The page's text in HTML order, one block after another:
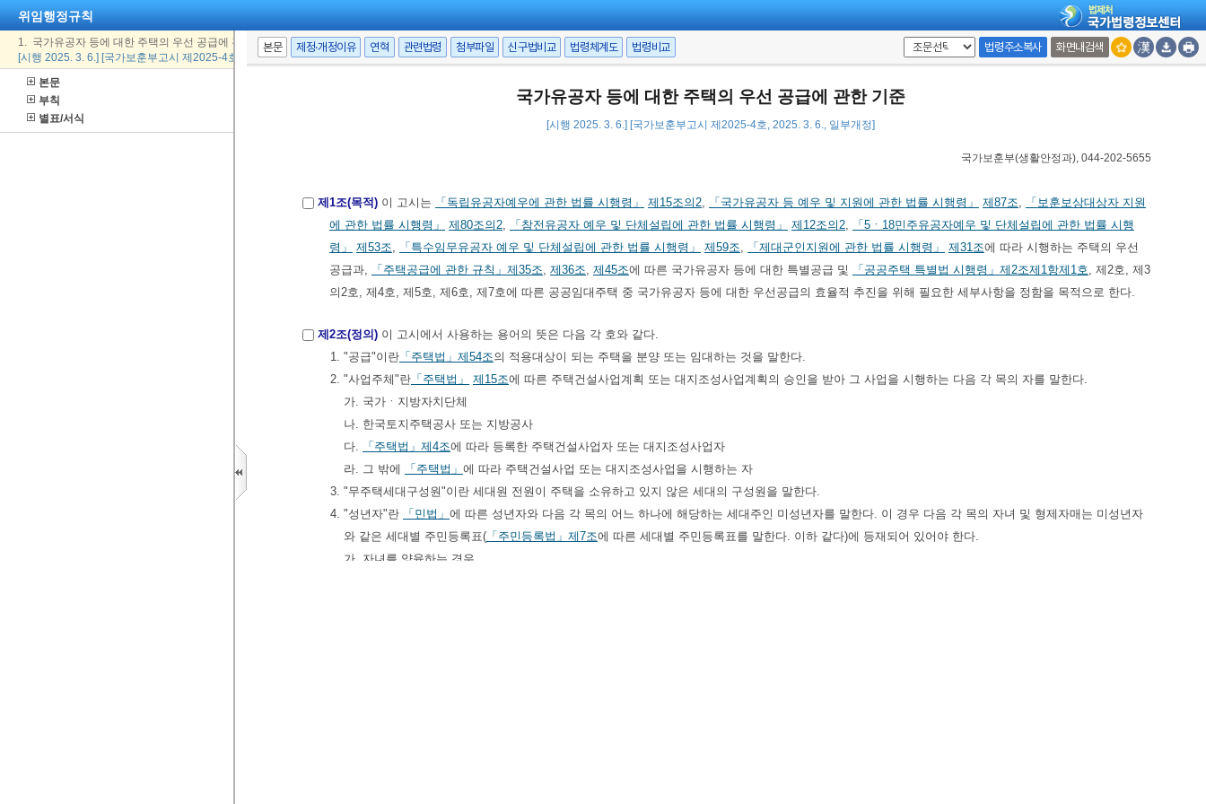
위임행정규칙
1. 국가유공자 등에 대한 주택의 우선 공급에 관한 기준
[시행 2025. 3. 6.] [국가보훈부고시 제2025-4호, 2025. 3. 6., 일부개정]
본문
부칙
별표/서식
본문 제정·개정이유 연혁 관련법령 첨부파일 신구법비교 법령체계도 법령비교 법령주소복사 화면내검색
국가유공자 등에 대한 주택의 우선 공급에 관한 기준
[시행 2025. 3. 6.] [국가보훈부고시 제2025-4호, 2025. 3. 6., 일부개정]
국가보훈부(생활안정과), 044-202-5655
제1조(목적) 이 고시는 「독립유공자예우에 관한 법률 시행령」 제15조의2, 「국가유공자 등 예우 및 지원에 관한 법률 시행령」 제87조,
「보훈보상대상자 지원
에 관한 법률 시행령」
제80조의2, 「참전유공자 예우 및 단체설립에 관한 법률 시행령」 제12조의2,
「5ㆍ18민주유공자예우 및 단체설립에 관한 법률 시행
령」
제53조, 「특수임무유공자 예우 및 단체설립에 관한 법률 시행령」 제59조, 「제대군인지원에 관한 법률 시행령」 제31조에 따라 시행하는 주택의 우선
공급과,
「주택공급에 관한 규칙」 제35조, 제36조, 제45조에 따른 국가유공자 등에 대한 특별공급 및 「공공주택 특별법 시행령」 제2조제1항제1호, 제2호, 제3
의2호, 제4호, 제5호, 제6호, 제7호에 따른 공공임대주택 중 국가유공자 등에 대한 우선공급의 효율적 추진을 위해 필요한 세부사항을 정함을 목적으로 한다.
제2조(정의) 이 고시에서 사용하는 용어의 뜻은 다음 각 호와 같다.
1. "공급"이란 「주택법」 제54조의 적용대상이 되는 주택을 분양 또는 임대하는 것을 말한다.
2. "사업주체"란 「주택법」 제15조에 따른 주택건설사업계획 또는 대지조성사업계획의 승인을 받아 그 사업을 시행하는 다음 각 목의 자를 말한다.
가. 국가ㆍ지방자치단체
나. 한국토지주택공사 또는 지방공사
다.
「주택법」 제4조에 따라 등록한 주택건설사업자 또는 대지조성사업자
라. 그 밖에
「주택법」 에 따라 주택건설사업 또는 대지조성사업을 시행하는 자
3. "무주택세대구성원"이란 세대원 전원이 주택을 소유하고 있지 않은 세대의 구성원을 말한다.
4. "성년자"란
「민법」 에 따른 성년자와 다음 각 목의 어느 하나에 해당하는 세대주인 미성년자를 말한다. 이 경우 다음 각 목의 자녀 및 형제자매는 미성년자
와 같은 세대별 주민등록표( 「주민등록법」 제7조에 따른 세대별 주민등록표를 말한다. 이하 같다)에 등재되어 있어야 한다.
가. 자녀를 양육하는 경우